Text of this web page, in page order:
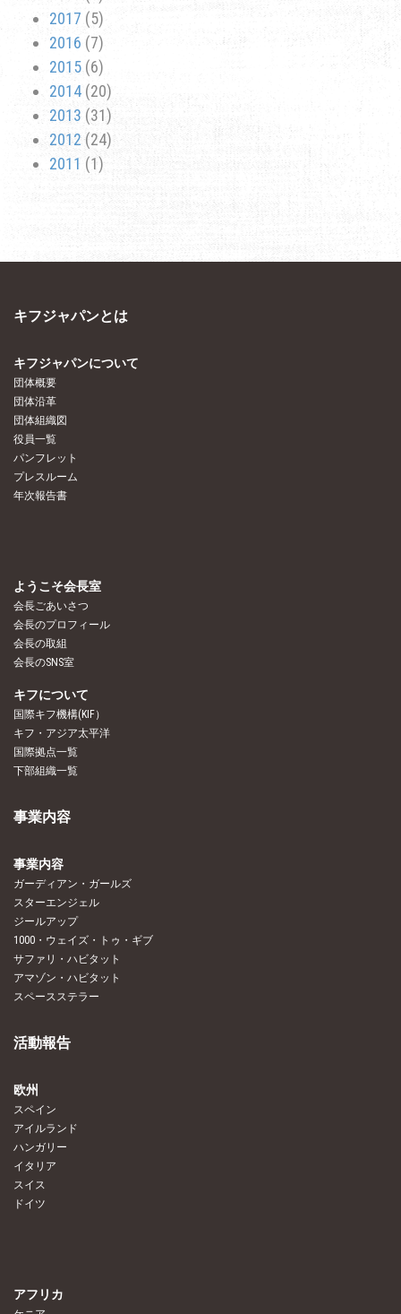
2017 (5)
2016 (7)
2015 (6)
2014 (20)
2013 (31)
2012(24)
2011 (1)
キフジャパンとは
キフジャパンについて
団体概要
団体沿革
団体組織図
役員一覧
パンフレット
プレスルーム
年次報告書
ようこそ会長室
会長ごあいさつ
会長のプロフィール
会長の取組
会長のSNS室
キフについて
国際キフ機構(KIF）
キフ・アジア太平洋
国際拠点一覧
下部組織一覧
事業内容
事業内容
ガーディアン・ガールズ
スターエンジェル
ジールアップ
1000・ウェイズ・トゥ・ギブ
サファリ・ハビタット
アマゾン・ハビタット
スペースステラー
活動報告
欧州
スペイン
アイルランド
ハンガリー
イタリア
スイス
ドイツ
アフリカ